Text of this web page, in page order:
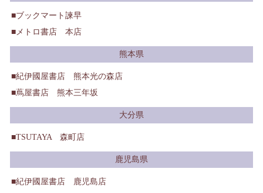
ブックマート諫早
メトロ書店 本店
熊本県
紀伊國屋書店 熊本光の森店
蔦屋書店 熊本三年坂
大分県
TSUTAYA 森町店
鹿児島県
紀伊國屋書店 鹿児島店